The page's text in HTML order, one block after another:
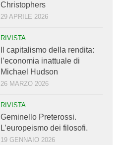
Christophers
29 APRILE 2026
RIVISTA
Il capitalismo della rendita:
l’economia inattuale di
Michael Hudson
26 MARZO 2026
RIVISTA
Geminello Preterossi.
L’europeismo dei filosofi.
19 GENNAIO 2026